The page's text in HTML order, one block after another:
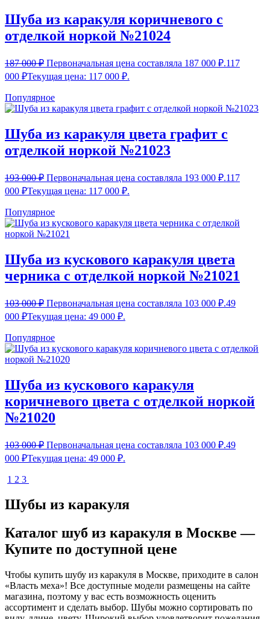
Шуба из каракуля коричневого с
отделкой норкой №21024
187 000₽ Первоначальная цена составляла 187 000 ₽.117
000 ₽Текущая цена: 117 000 ₽.
Популярное
Шуба из каракуля цвета графит с
отделкой норкой №21023
193 000₽ Первоначальная цена составляла 193 000 ₽.117
000 ₽Текущая цена: 117 000 ₽.
Популярное
Шуба из кускового каракуля цвета
черника с отделкой норкой №21021
103 000₽ Первоначальная цена составляла 103 000 ₽.49
000 ₽Текущая цена: 49 000 ₽.
Популярное
Шуба из кускового каракуля
коричневого цвета с отделкой норкой
№21020
103 000₽ Первоначальная цена составляла 103 000 ₽.49
000 ₽Текущая цена: 49 000 ₽.
1 2 3
Шубы из каракуля
Каталог шуб из каракуля в Москве —
Купите по доступной цене
Чтобы купить шубу из каракуля в Москве, приходите в салон
«Власть меха»! Все доступные модели размещены на сайте
магазина, поэтому у вас есть возможность оценить
ассортимент и сделать выбор. Шубы можно сортировать по